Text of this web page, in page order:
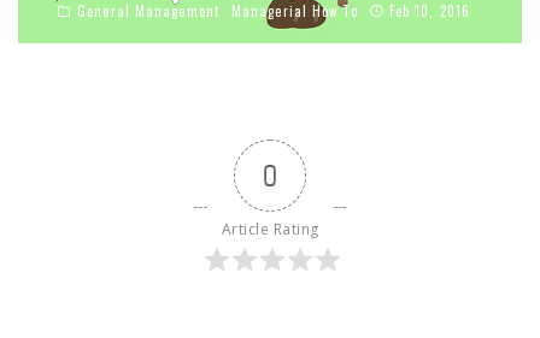
General Management
Managerial How To Feb 10, 2016
0
Article Rating